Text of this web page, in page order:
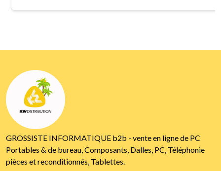
GROSSISTE INFORMATIQUE b2b - vente en ligne de PC
Portables & de bureau, Composants, Dalles, PC, Téléphonie
pièces et reconditionnés, Tablettes.